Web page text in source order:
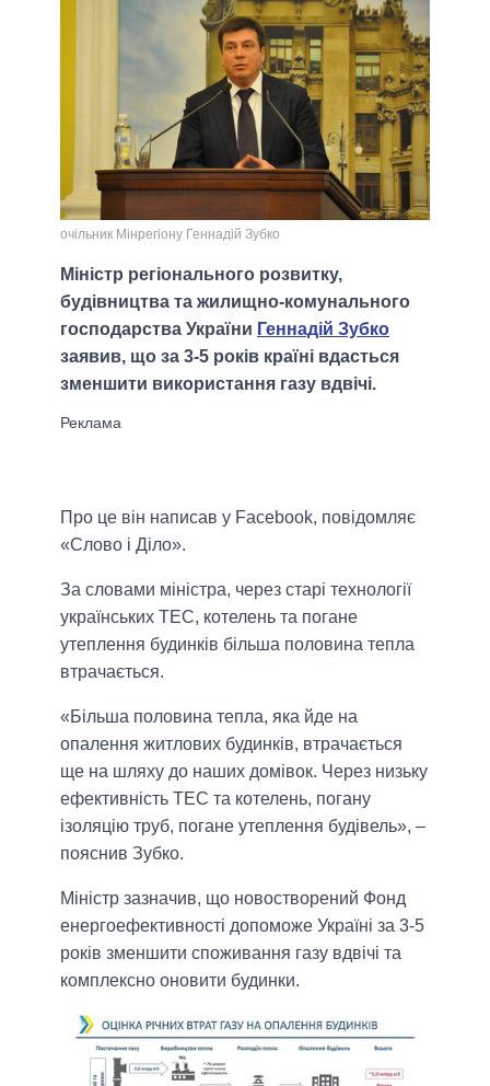
очільник Мінрегіону Геннадій Зубко
Міністр регіонального розвитку,
будівництва та жилищно-комунального
господарства України Геннадій Зубко
заявив, що за 3-5 років країні вдасться
зменшити використання газу вдвічі.
Про це він написав у Facebook, повідомляє
«Слово і Діло».
За словами міністра, через старі технології
українських ТЕС, котелень та погане
утеплення будинків більша половина тепла
втрачається.
«Більша половина тепла, яка йде на
опалення житлових будинків, втрачається
ще на шляху до наших домівок. Через низьку
ефективність ТЕС та котелень, погану
ізоляцію труб, погане утеплення будівель», –
пояснив Зубко.
Міністр зазначив, що новостворений Фонд
енергоефективності допоможе Україні за 3-5
років зменшити споживання газу вдвічі та
комплексно оновити будинки.